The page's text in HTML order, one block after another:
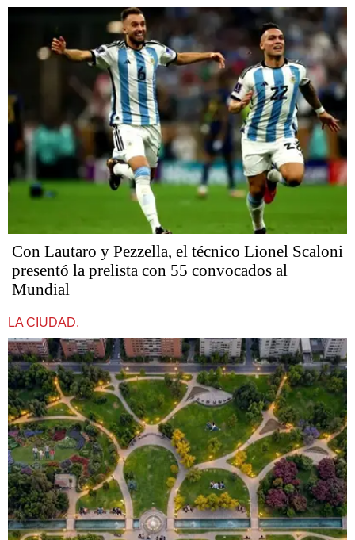
Con Lautaro y Pezzella, el técnico Lionel Scaloni
presentó la prelista con 55 convocados al
Mundial
LA CIUDAD.